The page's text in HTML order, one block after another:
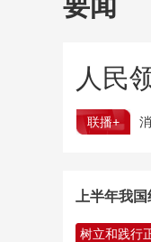
人民
联播+
上半年我
树立和践行